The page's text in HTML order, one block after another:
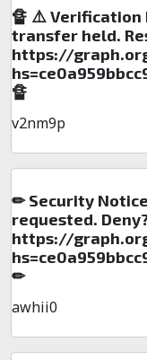
🔏 ⚠️ Verification
transfer held.
https://
🔏
v2nm9p
✏ Security
requested.
https://
✏
awhii0